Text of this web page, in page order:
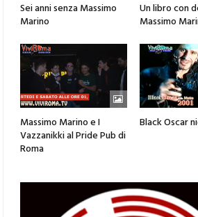
Sei anni senza Massimo
Marino
Un libro con
Massimo
Massimo Marino e I
Vazzanikki al Pride Pub di
Roma
Black Oscar